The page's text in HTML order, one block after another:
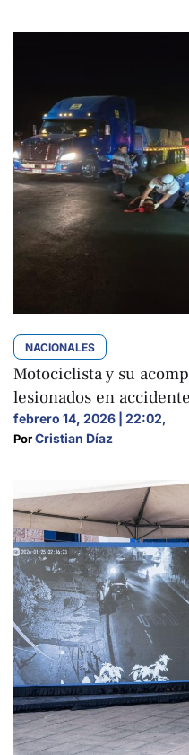
NACIONALES
Motociclista y su
lesionados en
febrero 14, 2026 | 22:02,
Por Cristian Díaz